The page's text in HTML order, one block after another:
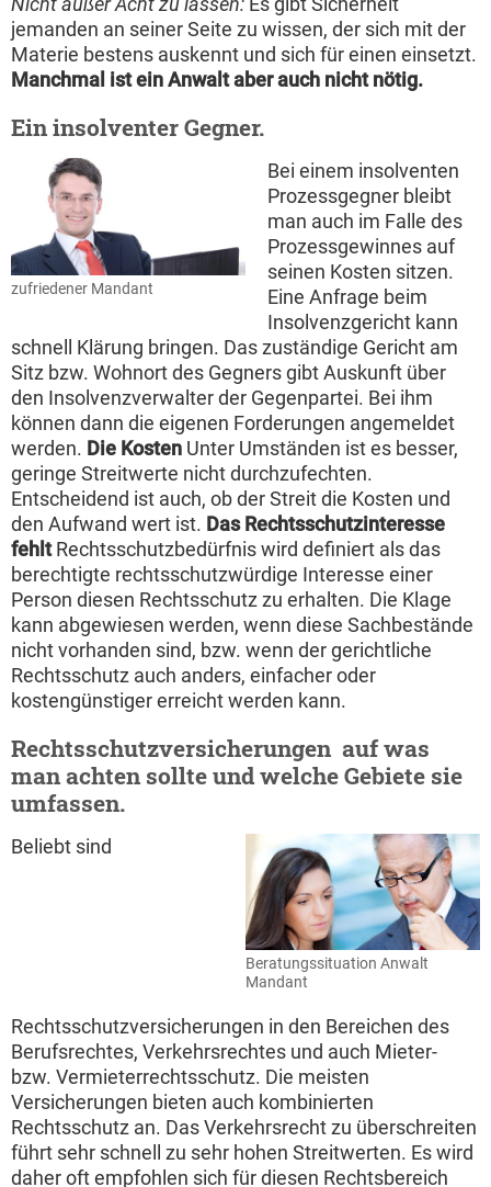
jemanden an seiner Seite zu wissen, der sich mit der
Materie bestens auskennt und sich für einen einsetzt.
Manchmal ist ein Anwalt aber auch nicht nötig.
Ein insolventer Gegner.
zufriedener Mandant
Bei einem insolventen
Prozessgegner bleibt
man auch im Falle des
Prozessgewinnes auf
seinen Kosten sitzen.
Eine Anfrage beim
Insolvenzgericht kann
schnell Klärung bringen. Das zuständige Gericht am
Sitz bzw. Wohnort des Gegners gibt Auskunft über
den Insolvenzverwalter der Gegenpartei. Bei ihm
können dann die eigenen Forderungen angemeldet
werden. Die Kosten Unter Umständen ist es besser,
geringe Streitwerte nicht durchzufechten.
Entscheidend ist auch, ob der Streit die Kosten und
den Aufwand wert ist. Das Rechtsschutzinteresse
fehltRechtsschutzbedürfnis wird definiert als das
berechtigte rechtsschutzwürdige Interesse einer
Person diesen Rechtsschutz zu erhalten. Die Klage
kann abgewiesen werden, wenn diese Sachbestände
nicht vorhanden sind, bzw. wenn der gerichtliche
Rechtsschutz auch anders, einfacher oder
kostengünstiger erreicht werden kann.
Rechtsschutzversicherungen  auf was
man achten sollte und welche Gebiete sie
umfassen.
Beratungssituation Anwalt
Mandant
Beliebt sind
Rechtsschutzversicherungen in den Bereichen des
Berufsrechtes, Verkehrsrechtes und auch Mieter-
bzw. Vermieterrechtsschutz. Die meisten
Versicherungen bieten auch kombinierten
Rechtsschutz an. Das Verkehrsrecht zu überschreiten
führt sehr schnell zu sehr hohen Streitwerten. Es wird
daher oft empfohlen sich für diesen Rechtsbereich